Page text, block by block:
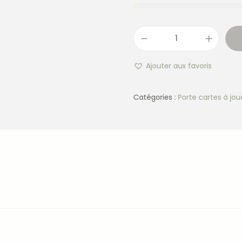
Ajouter aux favoris
Catégories : Porte cartes à